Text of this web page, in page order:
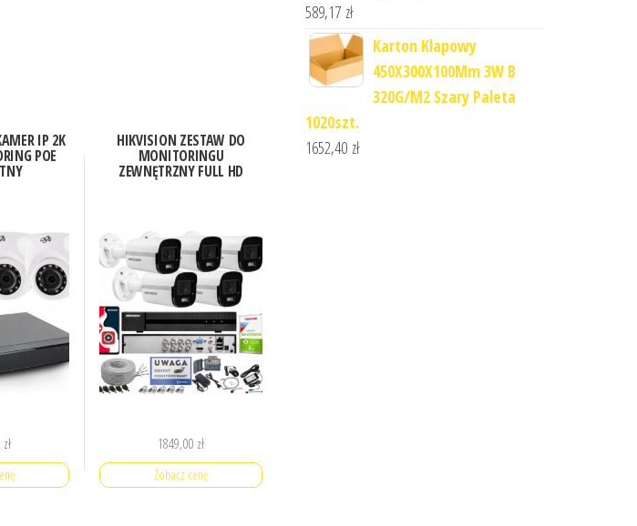
IP 2K
POE
zł
HIKVISION ZESTAW DO
MONITORINGU
ZEWNĘTRZNY FULL HD
1849,00 zł
Zobacz cenę
589,17 zł
Karton Klapowy
450X300X100Mm 3W B
320G/M2 Szary Paleta
1020szt.
1652,40 zł